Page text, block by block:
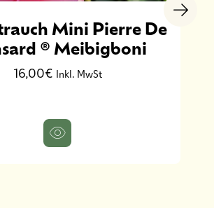
Mini Pierre De
® Meibigboni
16,00€ Inkl. MwSt